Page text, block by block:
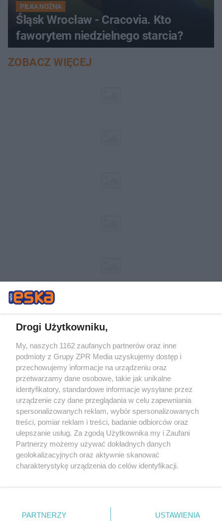
PIŁKA NOŻNA
Śląsk Wrocław - Cracovia. Kto
faworytem niedzielnego starcia?
ZOBACZ WIĘCEJ
Żaden utwór zamieszczony w serwisie nie może być powielany i
rozpowszechniany lub dalej rozpowszechniany w jakikolwiek sposób (w
tym także elektroniczny lub mechaniczny) na jakimkolwiek polu
eksploatacji w jakiejkolwiek formie, włącznie z umieszczaniem w
Internecie bez pisemnej zgody właściciela praw. Jakiekolwiek użycie lub
wykorzystanie utworów w całości lub w części z naruszeniem prawa,
tzn. bez właściwej zgody, jest zabronione pod groźbą kary i może być
ścigane prawnie.
Drogi Użytkowniku,
My, naszych 1162 zaufanych partnerów oraz inne
podmioty z Grupy ZPR Media uzyskujemy dostęp i
przechowujemy informacje na urządzeniu oraz
przetwarzamy dane osobowe, takie jak unikalne
identyfikatory, standardowe informacje wysyłane przez
urządzenie czy dane przeglądania w celu zapewniania
spersonalizowanych reklam, wybór spersonalizowanych
treści, pomiar reklam i treści, badanie odbiorców oraz
ulepszanie usług. Za zgodą Użytkownika my i Zaufani
Partnerzy możemy używać dokładnych danych
geolokalizacyjnych oraz aktywnie skanować
charakterystykę urządzenia do celów identyfikacji.
zmienić/wycofać klikając przycisk ustawień prywatności
PARTNERZY USTAWIENIA